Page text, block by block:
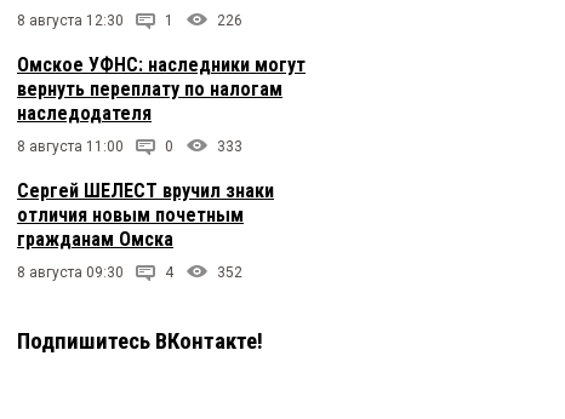
8 августа 12:30 1 226
Омское УФНС: наследники могут
вернуть переплату по налогам
наследодателя
8 августа 11:00 0 333
Сергей ШЕЛЕСТ вручил знаки
отличия новым почетным
гражданам Омска
8 августа 09:30 4 352
Подпишитесь ВКонтакте!